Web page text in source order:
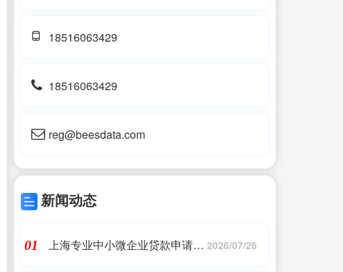
18516063429
18516063429
reg@beesdata.com
新闻动态
01
上海专业中小微企业贷款申请条 2026/07/26